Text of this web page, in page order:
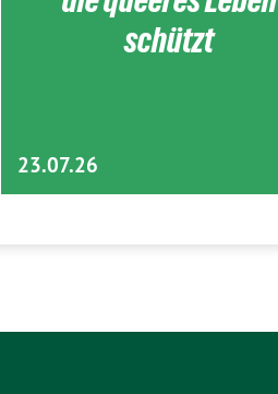
schützt
23.07.26